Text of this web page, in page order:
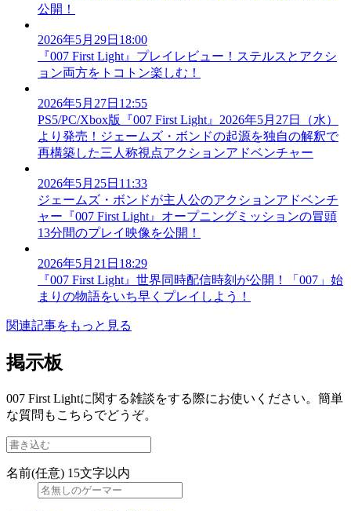
公開！
2026年5月29日18:00
『007 First Light』プレイレビュー！ステルスとアクシ
ョン両方をトコトン楽しむ！
2026年5月27日12:55
PS5/PC/Xbox版『007 First Light』2026年5月27日（水）
より発売！ジェームズ・ボンドの起源を独自の解釈で
再構築した三人称視点アクションアドベンチャー
2026年5月25日11:33
ジェームズ・ボンドが主人公のアクションアドベンチ
ャー『007 First Light』オープニングミッションの冒頭
13分間のプレイ映像を公開！
2026年5月21日18:29
『007 First Light』世界同時配信時刻が公開！「007」始
まりの物語をいち早くプレイしよう！
関連記事をもっと見る
掲示板
007 First Lightに関する雑談をする際にお使いください。簡単
な質問もこちらでどうぞ。
名前(任意) 15文字以内